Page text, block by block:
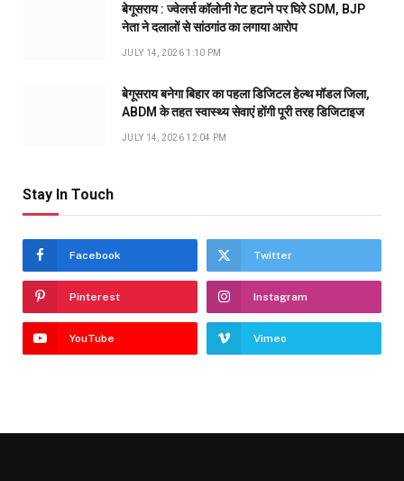
बेगूसराय : ज्वेलर्स कॉलोनी गेट हटाने पर घिरे SDM, BJP
नेता ने दलालों से सांठगांठ का लगाया आरोप
JULY 14, 2026 1:10 PM
बेगूसराय बनेगा बिहार का पहला डिजिटल हेल्थ मॉडल जिला,
ABDM के तहत स्वास्थ्य सेवाएं होंगी पूरी तरह डिजिटाइज
JULY 14, 2026 12:04 PM
Stay In Touch
Facebook Twitter
Pinterest Instagram
YouTube Vimeo